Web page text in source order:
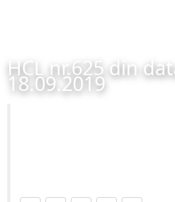
HCL nr.625 din
18.09.2019